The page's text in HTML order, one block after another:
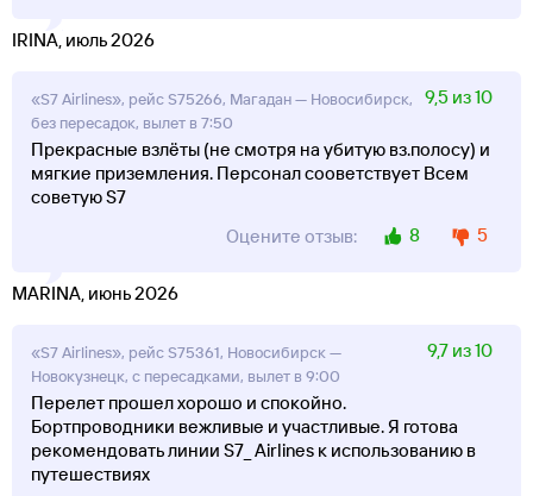
IRINA, июль 2026
«S7 Airlines», рейс S75266, Магадан — Новосибирск,
без пересадок, вылет в 7:50
9,5 из 10
Прекрасные взлёты (не смотря на убитую вз.полосу) и
мягкие приземления. Персонал сооветствует Всем
советую S7
Оцените отзыв:
8 5
MARINA, июнь 2026
«S7 Airlines», рейс S75361, Новосибирск —
Новокузнецк, с пересадками, вылет в 9:00
9,7 из 10
Перелет прошел хорошо и спокойно.
Бортпроводники вежливые и участливые. Я готова
рекомендовать линии S7_ Airlines к использованию в
путешествиях